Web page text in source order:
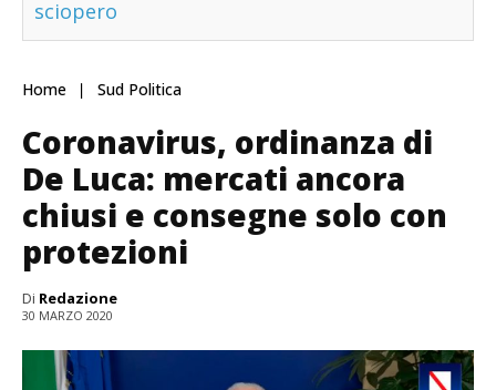
sciopero
Home Sud Politica
Coronavirus, ordinanza di
De Luca: mercati ancora
chiusi e consegne solo con
protezioni
Di Redazione
30 MARZO 2020